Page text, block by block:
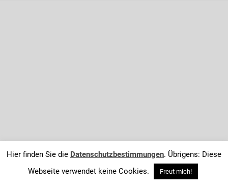
Hier finden Sie die Datenschutzbestimmungen. Übrigens: Diese
Webseite verwendet keine Cookies.
Freut mich!